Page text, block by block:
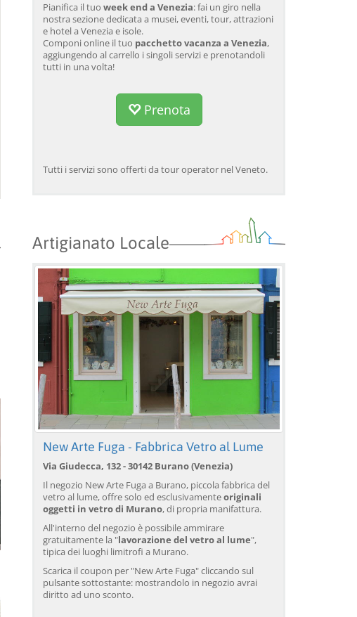
Pianifica il tuo week end a Venezia: fai un giro nella
nostra sezione dedicata a musei, eventi, tour, attrazioni
e hotel a Venezia e isole.
Componi online il tuo pacchetto vacanza a Venezia,
aggiungendo al carrello i singoli servizi e prenotandoli
tutti in una volta!
Prenota
Tutti i servizi sono offerti da tour operator nel Veneto.
Artigianato Locale
New Arte Fuga - Fabbrica Vetro al Lume
Via Giudecca, 132 - 30142 Burano (Venezia)
Il negozio New Arte Fuga a Burano, piccola fabbrica del
vetro al lume, offre solo ed esclusivamenteoriginali
oggetti in vetro di Murano, di propria manifattura.
All'interno del negozio è possibile ammirare
gratuitamente la "lavorazione del vetro al lume",
tipica dei luoghi limitrofi a Murano.
Scarica il coupon per "New Arte Fuga" cliccando sul
pulsante sottostante: mostrandolo in negozio avrai
diritto ad uno sconto.